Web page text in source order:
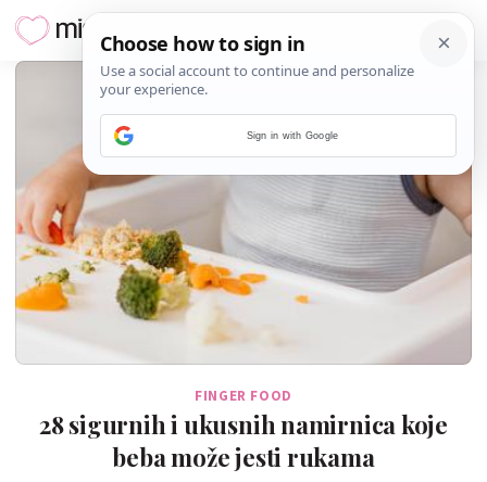
FINGER FOOD
28 sigurnih i ukusnih namirnica koje
beba može jesti rukama
Sign in with Google